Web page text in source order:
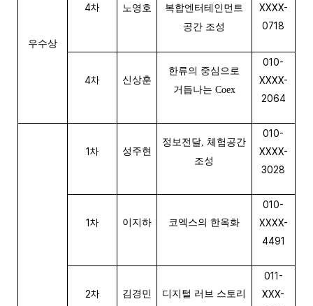
우수상
4차 노영호
복합엔터테인먼트
공간 조성
XXXX-
0718
4차 신상훈
한류의 중심으로
거듭나는 Coex
010-
XXXX-
2064
1차 성주현
정보전달, 체험공간
조성
010-
XXXX-
3028
1차 이지하 코엑스의 한옥화
010-
XXXX-
4491
2차 김경민 디지털 러브 스토리
011-
XXX-